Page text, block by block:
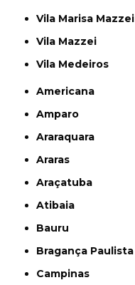
Vila Marisa Mazzei
Vila Mazzei
Vila Medeiros
Americana
Amparo
Araraquara
Araras
Araçatuba
Atibaia
Bauru
Bragança Paulista
Campinas